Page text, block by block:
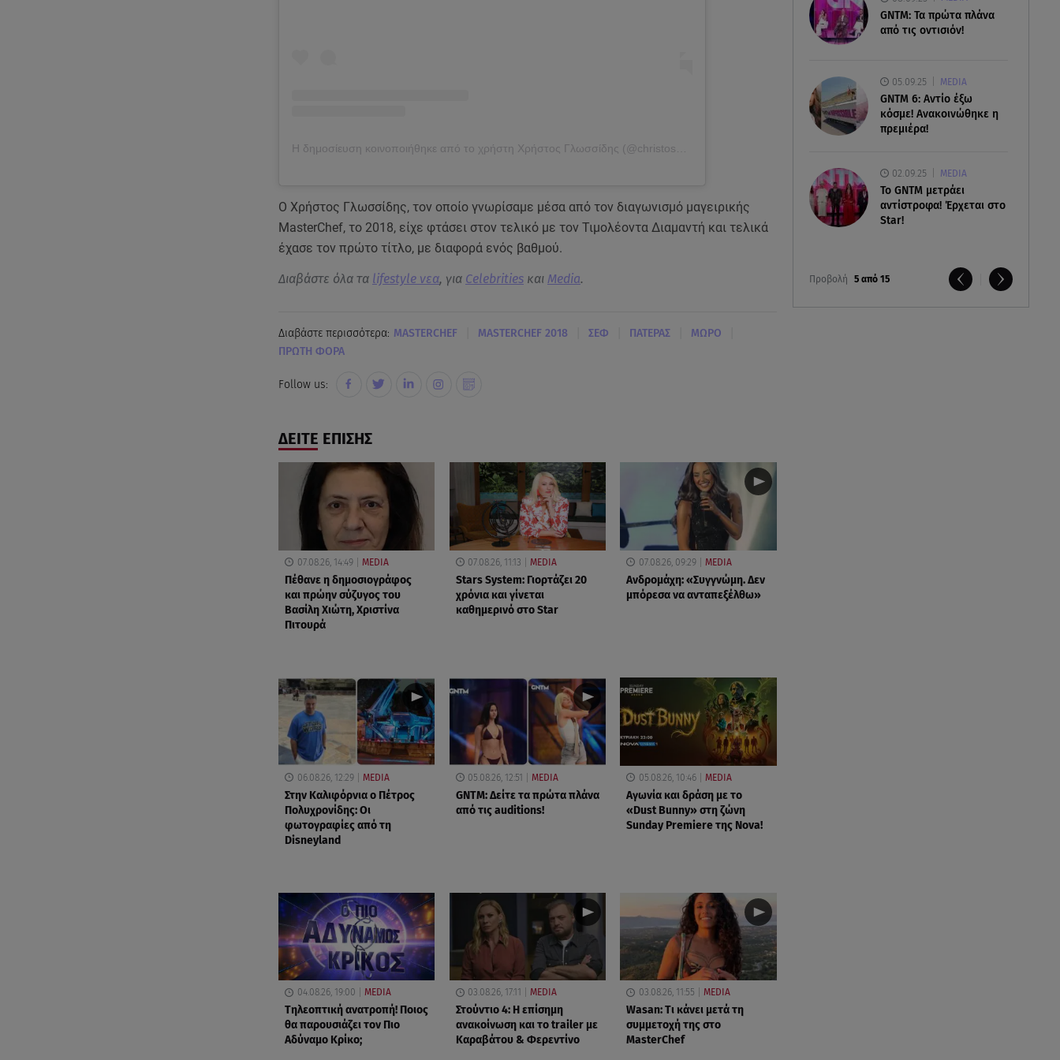
GNTM: Τα πρώτα πλάνα
από τις οντισιόν!
05.09.25 MEDIA
GNTM 6: Αντίο έξω
κόσμε! Ανακοινώθηκε η
πρεμιέρα!
02.09.25 MEDIA
Το GNTM μετράει
αντίστροφα! Έρχεται στο
Star!
Προβολή 5 από 15
Ο Χρήστος Γλωσσίδης, τον οποίο γνωρίσαμε μέσα από τον διαγωνισμό μαγειρικής
MasterChef, το 2018, είχε φτάσει στον τελικό με τον Τιμολέοντα Διαμαντή και τελικά
έχασε τον πρώτο τίτλο, με διαφορά ενός βαθμού.
Διαβάστε όλα τα lifestyle νεα, για Celebritiesκαι Media.
Διαβάστε περισσότερα: MASTERCHEF MASTERCHEF 2018 ΣΕΦ ΠΑΤΕΡΑΣ ΜΩΡΟ
ΠΡΩΤΗ ΦΟΡΑ
Follow us:
ΔΕΙΤΕ ΕΠΙΣΗΣ
07.08.26, 14:49 MEDIA
Πέθανε η δημοσιογράφος
και πρώην σύζυγος του
Βασίλη Χιώτη, Χριστίνα
Πιτουρά
07.08.26, 11:13 MEDIA
Stars System: Γιορτάζει 20
χρόνια και γίνεται
καθημερινό στο Star
07.08.26, 09:29 MEDIA
Ανδρομάχη: «Συγγνώμη. Δεν
μπόρεσα να ανταπεξέλθω»
06.08.26, 12:29 MEDIA
Στην Καλιφόρνια ο Πέτρος
Πολυχρονίδης: Οι
φωτογραφίες από τη
Disneyland
05.08.26, 12:51 MEDIA
GNTM: Δείτε τα πρώτα πλάνα
από τις auditions!
05.08.26, 10:46 MEDIA
Αγωνία και δράση με το
«Dust Bunny» στη ζώνη
Sunday Premiere της Nova!
04.08.26, 19:00 MEDIA
Τηλεοπτική ανατροπή! Ποιος
θα παρουσιάζει τον Πιο
Αδύναμο Κρίκο;
03.08.26, 17:11 MEDIA
Στούντιο 4: Η επίσημη
ανακοίνωση και το trailer με
Καραβάτου & Φερεντίνο
03.08.26, 11:55 MEDIA
Wasan: Tι κάνει μετά τη
συμμετοχή της στο
MasterChef